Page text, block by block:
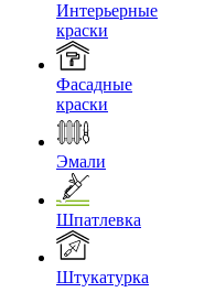
Интерьерные
краски
Фасадные
краски
Эмали
Шпатлевка
Штукатурка